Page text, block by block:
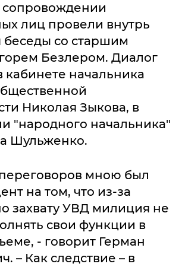
лиц провели внутрь
беседы со старшим
Безлером. Диалог
кабинете начальника
Николая Зыкова, в
"народного начальника"
Шульженко.
мною был
на том, что из-за
захвату УВД милиция не
свои функции в
- говорит Герман
– Как следствие – в